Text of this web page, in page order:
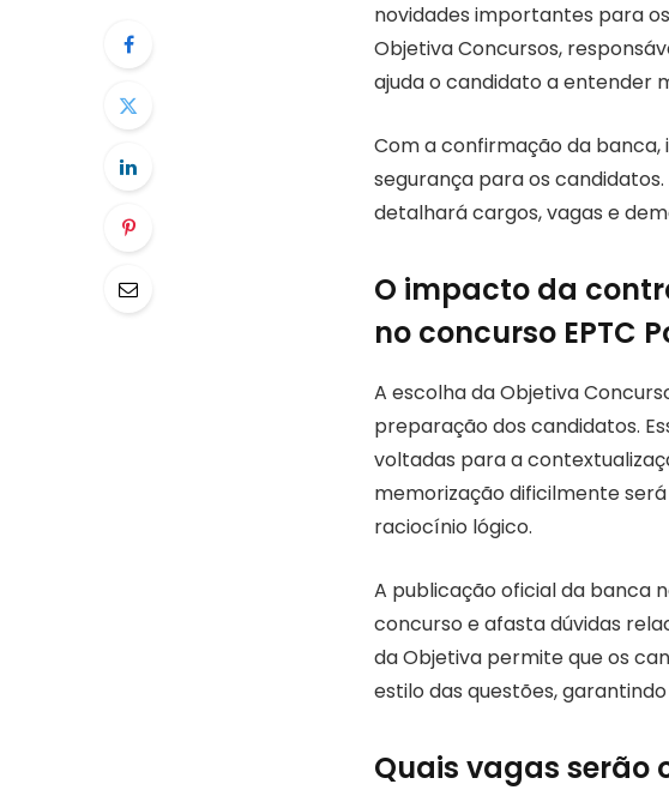
novidades importantes para
Objetiva Concursos,
ajuda o candidato a entender
Com a confirmação da
segurança para os
detalhará cargos, vagas e
O impacto da
no concurso EPTC
A escolha da Objetiva
preparação dos candidatos.
voltadas para a
memorização dificilmente
raciocínio lógico.
A publicação oficial da banca
concurso e afasta dúvidas
da Objetiva permite que os
estilo das questões,
Quais vagas serão